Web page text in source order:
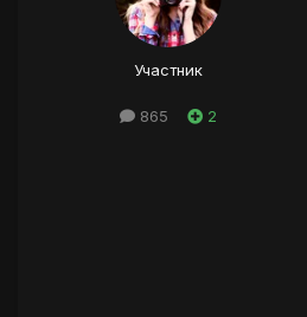
Участник
865 2